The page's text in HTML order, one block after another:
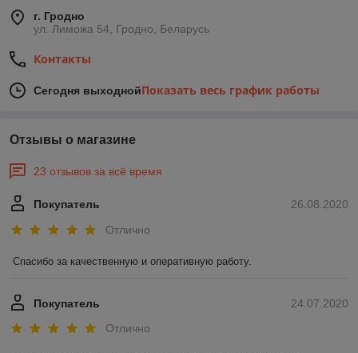
г. Гродно
ул. Лиможа 54, Гродно, Беларусь
Контакты
Сегодня выходнойПоказать весь график работы
Отзывы о магазине
23 отзывов за всё время
26.08.2020
Покупатель
Отлично
Спасибо за качественную и оперативную работу.
24.07.2020
Покупатель
Отлично